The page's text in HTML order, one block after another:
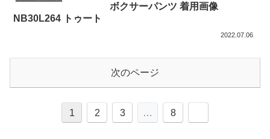
ボクサーパンツ 着用画像
NB30L264 トゥート
2022.07.06
次のページ
1 2 3 … 8